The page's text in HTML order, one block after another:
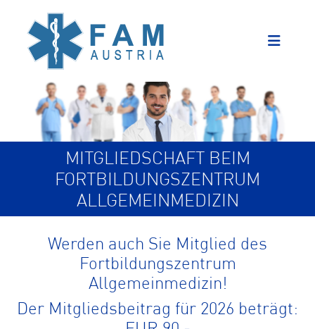
MITGLIEDSCHAFT BEIM
FORTBILDUNGSZENTRUM
ALLGEMEINMEDIZIN
Werden auch Sie Mitglied des
Fortbildungszentrum
Allgemeinmedizin!
Der Mitgliedsbeitrag für 2026 beträgt: